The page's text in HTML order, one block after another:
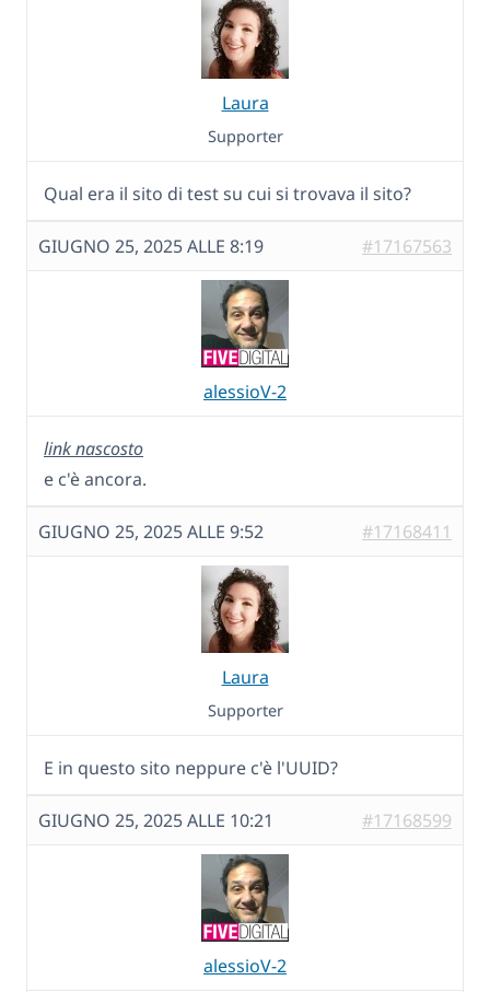
Laura
Supporter
Qual era il sito di test su cui si trovava il sito?
GIUGNO 25, 2025 ALLE 8:19 #17167563
alessioV-2
link nascosto
e c'è ancora.
GIUGNO 25, 2025 ALLE 9:52 #17168411
Laura
Supporter
E in questo sito neppure c'è l'UUID?
GIUGNO 25, 2025 ALLE 10:21 #17168599
alessioV-2